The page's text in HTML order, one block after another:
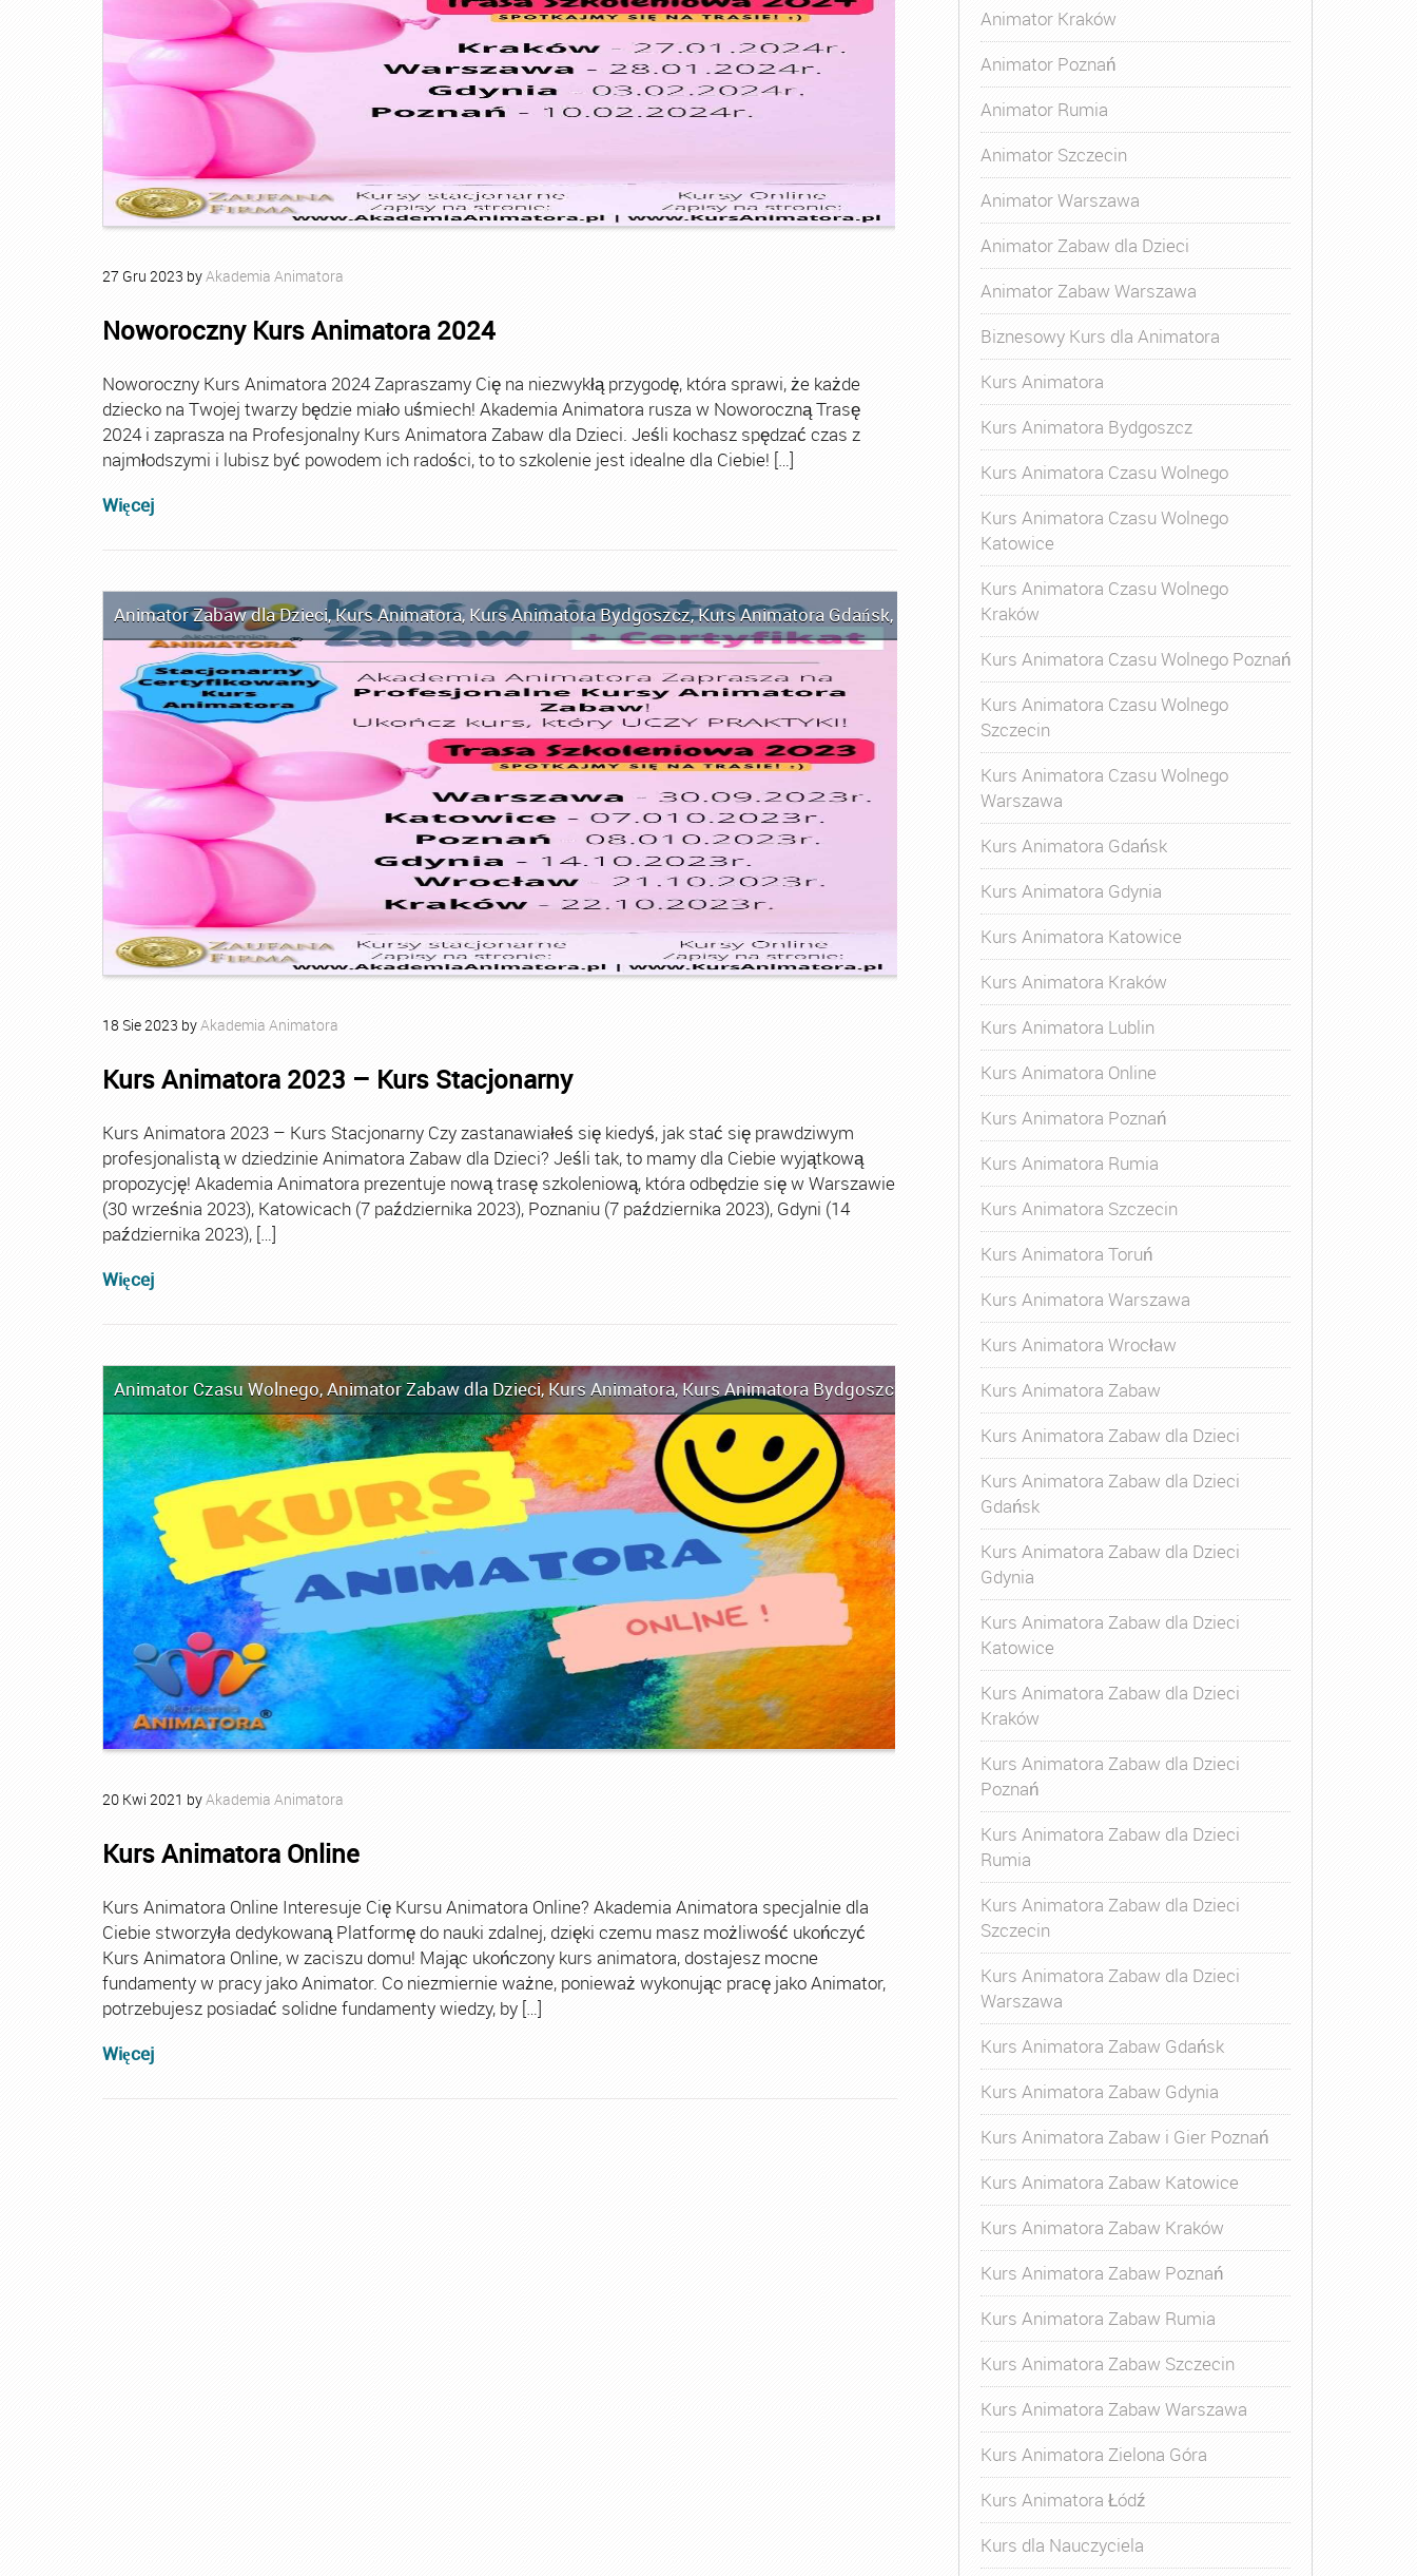
27 Gru 2023 byAkademia Animatora
Noworoczny Kurs Animatora 2024
Noworoczny Kurs Animatora 2024 Zapraszamy Cię na niezwykłą przygodę, która sprawi, że każde
dziecko na Twojej twarzy będzie miało uśmiech! Akademia Animatora rusza w Noworoczną Trasę
2024 i zaprasza na Profesjonalny Kurs Animatora Zabaw dla Dzieci. Jeśli kochasz spędzać czas z
najmłodszymi i lubisz być powodem ich radości, to to szkolenie jest idealne dla Ciebie! […]
Więcej
Animator Zabaw dla Dzieci,Kurs Animatora, Kurs Animatora Bydgoszcz,Kurs Animatora Gdańsk, Kurs Animatora Gdynia
18 Sie2023 byAkademia Animatora
Kurs Animatora 2023 – Kurs Stacjonarny
Kurs Animatora 2023 – Kurs Stacjonarny Czy zastanawiałeś się kiedyś, jak stać się prawdziwym
profesjonalistą w dziedzinie Animatora Zabaw dla Dzieci? Jeśli tak, to mamy dla Ciebie wyjątkową
propozycję! Akademia Animatora prezentuje nową trasę szkoleniową, która odbędzie się w Warszawie
(30 września 2023), Katowicach (7 października 2023), Poznaniu (7 października 2023), Gdyni (14
października 2023), […]
Więcej
Animator Czasu Wolnego,Animator Zabaw dla Dzieci,Kurs Animatora,Kurs Animatora Bydgoszcz Kurs Animatora Czasu Wolnego
20 Kwi 2021 byAkademia Animatora
Kurs Animatora Online
Kurs Animatora Online Interesuje Cię Kursu Animatora Online? Akademia Animatora specjalnie dla
Ciebie stworzyła dedykowaną Platformę do nauki zdalnej, dzięki czemu masz możliwość ukończyć
Kurs Animatora Online, w zaciszu domu! Mając ukończony kurs animatora, dostajesz mocne
fundamenty w pracy jako Animator. Co niezmiernie ważne, ponieważ wykonując pracę jako Animator,
potrzebujesz posiadać solidne fundamenty wiedzy, by […]
Więcej
Animator Kraków
Animator Poznań
Animator Rumia
Animator Szczecin
Animator Warszawa
Animator Zabaw dla Dzieci
Animator Zabaw Warszawa
Biznesowy Kurs dla Animatora
Kurs Animatora
Kurs Animatora Bydgoszcz
Kurs Animatora Czasu Wolnego
Kurs Animatora Czasu Wolnego
Katowice
Kurs Animatora Czasu Wolnego
Kraków
Kurs Animatora Czasu Wolnego Poznań
Kurs Animatora Czasu Wolnego
Szczecin
Kurs Animatora Czasu Wolnego
Warszawa
Kurs Animatora Gdańsk
Kurs Animatora Gdynia
Kurs Animatora Katowice
Kurs Animatora Kraków
Kurs Animatora Lublin
Kurs Animatora Online
Kurs Animatora Poznań
Kurs Animatora Rumia
Kurs Animatora Szczecin
Kurs Animatora Toruń
Kurs Animatora Warszawa
Kurs Animatora Wrocław
Kurs Animatora Zabaw
Kurs Animatora Zabaw dla Dzieci
Kurs Animatora Zabaw dla Dzieci
Gdańsk
Kurs Animatora Zabaw dla Dzieci
Gdynia
Kurs Animatora Zabaw dla Dzieci
Katowice
Kurs Animatora Zabaw dla Dzieci
Kraków
Kurs Animatora Zabaw dla Dzieci
Poznań
Kurs Animatora Zabaw dla Dzieci
Rumia
Kurs Animatora Zabaw dla Dzieci
Szczecin
Kurs Animatora Zabaw dla Dzieci
Warszawa
Kurs Animatora Zabaw Gdańsk
Kurs Animatora Zabaw Gdynia
Kurs Animatora Zabaw i Gier Poznań
Kurs Animatora Zabaw Katowice
Kurs Animatora Zabaw Kraków
Kurs Animatora Zabaw Poznań
Kurs Animatora Zabaw Rumia
Kurs Animatora Zabaw Szczecin
Kurs Animatora Zabaw Warszawa
Kurs Animatora Zielona Góra
Kurs Animatora Łódź
Kurs dla Nauczyciela